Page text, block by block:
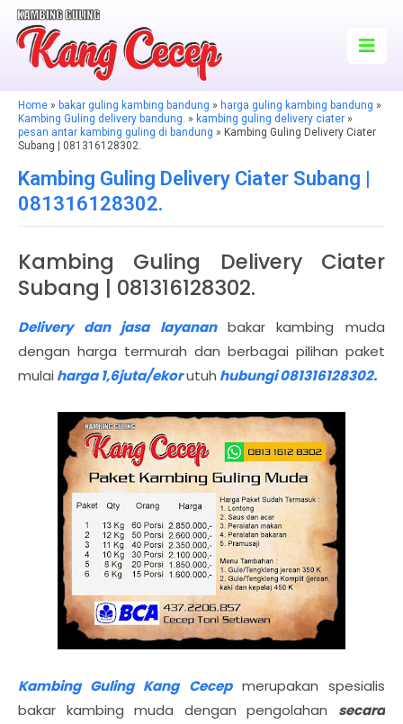
Home » bakar guling kambing bandung » harga guling kambing bandung »
Kambing Guling delivery bandung. » kambing guling delivery ciater »
pesan antar kambing guling di bandung » Kambing Guling Delivery Ciater
Subang | 081316128302.
Kambing Guling Delivery Ciater Subang |
081316128302.
Kambing Guling Delivery Ciater
Subang | 081316128302.
Delivery dan jasa layanan bakar kambing muda
dengan harga termurah dan berbagai pilihan paket
mulai harga 1,6juta/ekorutuh hubungi 081316128302.
Kambing Guling Kang Cecepmerupakan spesialis
bakar kambing muda dengan pengolahan secara